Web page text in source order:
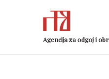
Agencija za odgoj i